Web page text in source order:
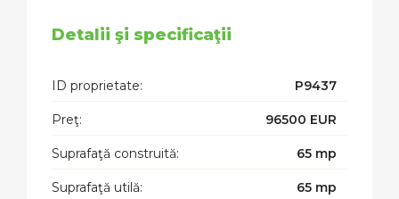
Detalii şi specificaţii
ID proprietate: P9437
Preţ: 96500 EUR
Suprafaţă construită: 65 mp
Suprafaţă utilă: 65 mp